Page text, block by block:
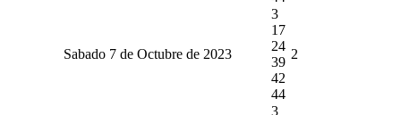
Sabado 7 de Octubre de 2023
3
17
24
39
42
44
2
3